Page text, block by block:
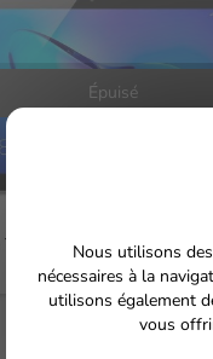
Épuisé
Tactile HUAWEINous utilisons
nécessaires à la
utilisons également
vous